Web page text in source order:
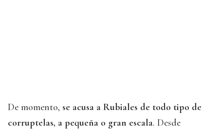
De momento, se acusa a Rubiales de todo tipo de
corruptelas, a pequeña o gran escala. Desde